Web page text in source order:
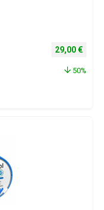
Izvorna
29,00 €
50%